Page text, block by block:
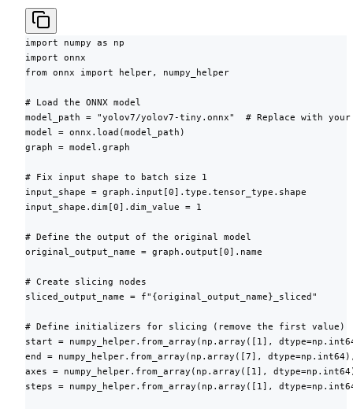
import numpy as np
import onnx
from onnx import helper, numpy_helper
# Load the ONNX model
model_path = "yolov7/yolov7-tiny.onnx"  # Replace with your
model = onnx.load(model_path)
graph = model.graph
# Fix input shape to batch size 1
input_shape = graph.input[0].type.tensor_type.shape
input_shape.dim[0].dim_value = 1
# Define the output of the original model
original_output_name = graph.output[0].name
# Create slicing nodes
sliced_output_name = f"{original_output_name}_sliced"
# Define initializers for slicing (remove the first value)
start = numpy_helper.from_array(np.array([1],
end = numpy_helper.from_array(np.array([7],
axes = numpy_helper.from_array(np.array([1],
steps = numpy_helper.from_array(np.array([1],